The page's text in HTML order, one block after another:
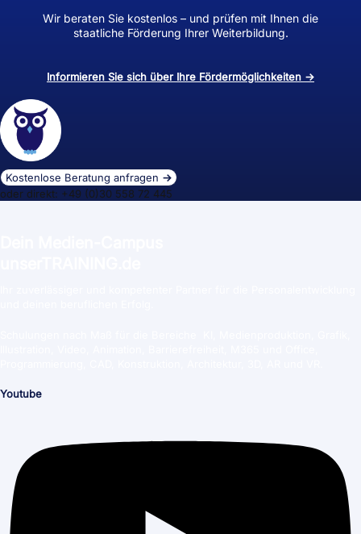
Wir beraten Sie kostenlos – und prüfen mit Ihnen die
staatliche Förderung Ihrer Weiterbildung.
Informieren Sie sich über Ihre Fördermöglichkeiten →
Kostenlose Beratung anfragen →
oder direkt: +49 (0)30 558 72 445
Youtube